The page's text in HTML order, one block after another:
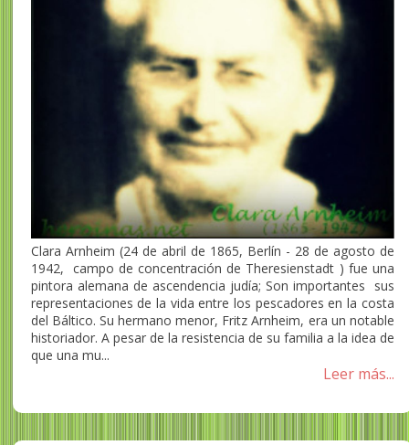
Clara Arnheim (24 de abril de 1865, Berlín - 28 de agosto de
1942, campo de concentración de Theresienstadt ) fue una
pintora alemana de ascendencia judía; Son importantes sus
representaciones de la vida entre los pescadores en la costa
del Báltico. Su hermano menor, Fritz Arnheim, era un notable
historiador. A pesar de la resistencia de su familia a la idea de
que una mu...
Leer más...